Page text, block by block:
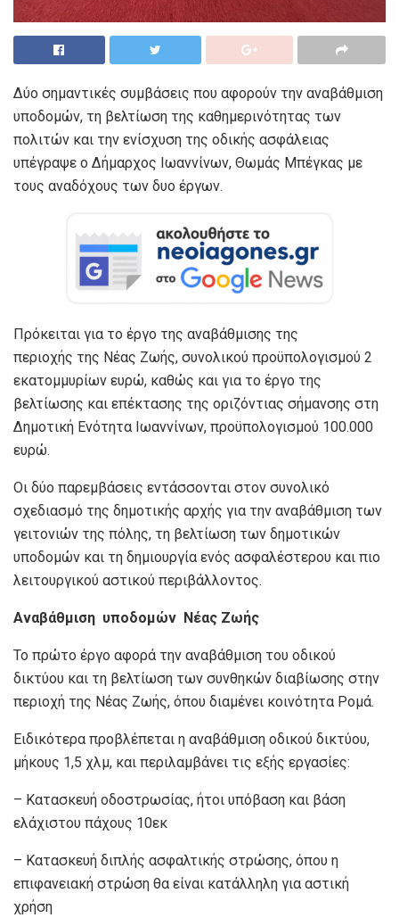
Δύο σημαντικές συμβάσεις που αφορούν την αναβάθμιση
υποδομών, τη βελτίωση της καθημερινότητας των
πολιτών και την ενίσχυση της οδικής ασφάλειας
υπέγραψε ο Δήμαρχος Ιωαννίνων, Θωμάς Μπέγκας με
τους αναδόχους των δυο έργων.
Πρόκειται για το έργο της αναβάθμισης της
περιοχής της Νέας Ζωής, συνολικού προϋπολογισμού 2
εκατομμυρίων ευρώ, καθώς και για το έργο της
βελτίωσης και επέκτασης της οριζόντιας σήμανσης στη
Δημοτική Ενότητα Ιωαννίνων, προϋπολογισμού 100.000
ευρώ.
Οι δύο παρεμβάσεις εντάσσονται στον συνολικό
σχεδιασμό της δημοτικής αρχής για την αναβάθμιση των
γειτονιών της πόλης, τη βελτίωση των δημοτικών
υποδομών και τη δημιουργία ενός ασφαλέστερου και πιο
λειτουργικού αστικού περιβάλλοντος.
Αναβάθμιση υποδομών Νέας Ζωής
Το πρώτο έργο αφορά την αναβάθμιση του οδικού
δικτύου και τη βελτίωση των συνθηκών διαβίωσης στην
περιοχή της Νέας Ζωής, όπου διαμένει κοινότητα Ρομά.
Ειδικότερα προβλέπεται η αναβάθμιση οδικού δικτύου,
μήκους 1,5 χλμ, και περιλαμβάνει τις εξής εργασίες:
– Κατασκευή οδοστρωσίας, ήτοι υπόβαση και βάση
ελάχιστου πάχους 10εκ
– Κατασκευή διπλής ασφαλτικής στρώσης, όπου η
επιφανειακή στρώση θα είναι κατάλληλη για αστική
χρήση